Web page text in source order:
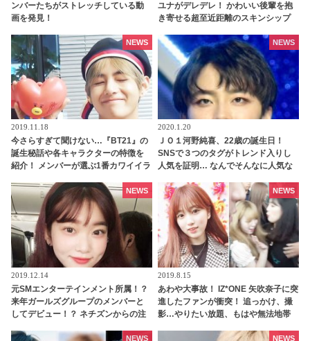
ンバーたちがストレッチしている動
画を発見！
ユナがデレデレ！ かわいい後輩を抱
き寄せる超至近距離のスキンシップ
っこり
2019.11.18
今さらすぎて聞けない…『BT21』の
誕生秘話や各キャラクターの特徴を
紹介！ メンバーが選ぶ1番カワイイラ
は？
NEWS
2020.1.20
ＪＯ１河野純喜、22歳の誕生日！
SNSで３つのタグがトレンド入りし
人気を証明… なんでそんなに人気な
力を紹介！ “顔良し歌良し性格良
し”の完璧イケメン“純喜”に日本が夢
中…
NEWS
2019.12.14
元SMエンターテインメント所属！？
来年ガールズグループのメンバーと
してデビュー！？ ネチズンからの注
て？
NEWS
2019.8.15
あわや大事故！ IZ*ONE 矢吹奈子に突
進したファンが衝突！ 追っかけ、撮
影…やりたい放題、もはや無法地帯
NEWS
NEWS NEWS